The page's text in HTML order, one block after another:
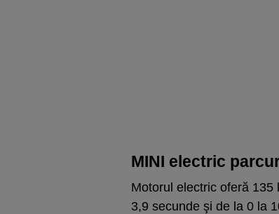
MINI electric
Motorul electric oferă
3,9 secunde şi de la 0 la